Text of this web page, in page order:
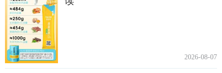
2026-08-07